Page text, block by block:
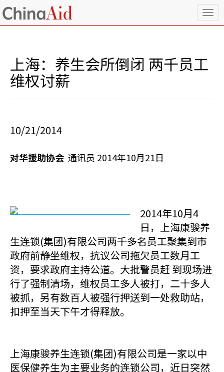
T
o
n
上海：养生会所倒闭 两千员工
维权讨薪
10/21/2014
对华援助协会 通讯员 2014年10月21日
2014年10月4
日，上海康骏养
生连锁(集团)有限公司两千多名员工聚集到市
政府前静坐维权，抗议公司拖欠员工数月工
资，要求政府主持公道。大批警员赶 到现场进
行了强制清场，维权员工多人被打，二十多人
被抓，另有数百人被强行押送到一处救助站，
扣押至当天下午才得释放。
上海康骏养生连锁(集团)有限公司是一家以中
医保健养生为主要业务的连锁公司，近日突然